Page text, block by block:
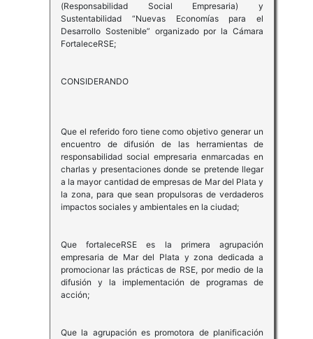
(Responsabilidad Social Empresaria) y
Sustentabilidad “Nuevas Economías para el
Desarrollo Sostenible” organizado por la Cámara
FortaleceRSE;
CONSIDERANDO
Que el referido foro tiene como objetivo generar un
encuentro de difusión de las herramientas de
responsabilidad social empresaria enmarcadas en
charlas y presentaciones donde se pretende llegar
a la mayor cantidad de empresas de Mar del Plata y
la zona, para que sean propulsoras de verdaderos
impactos sociales y ambientales en la ciudad;
Que fortaleceRSE es la primera agrupación
empresaria de Mar del Plata y zona dedicada a
promocionar las prácticas de RSE, por medio de la
difusión y la implementación de programas de
acción;
Que la agrupación es promotora de planificación